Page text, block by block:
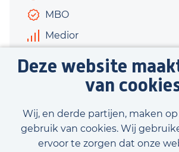
Deze website
van
Wij, en derde partijen, maken
gebruik van cookies. Wij
ervoor te zorgen dat onze
MBO
Medior
€3.400 - €3.800
Bekijk vacature